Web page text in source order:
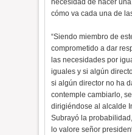
necesidad de hacer
cómo va cada una de
“Siendo miembro de
comprometido a dar
las necesidades por
iguales y si algún
si algún director no ha
contemple cambiarlo,
dirigiéndose al alcalde
Subrayó la
lo valore señor